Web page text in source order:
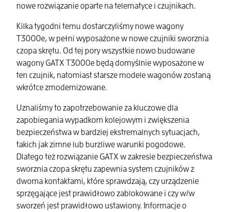
nowe rozwiązanie oparte na telematyce i czujnikach.
Kilka tygodni temu dostarczyliśmy nowe wagony
T3000e, w pełni wyposażone w nowe czujniki sworznia
czopa skrętu. Od tej pory wszystkie nowo budowane
wagony GATX T3000e będą domyślnie wyposażone w
ten czujnik, natomiast starsze modele wagonów zostaną
wkrótce zmodernizowane.
Uznaliśmy to zapotrzebowanie za kluczowe dla
zapobiegania wypadkom kolejowym i zwiększenia
bezpieczeństwa w bardziej ekstremalnych sytuacjach,
takich jak zimne lub burzliwe warunki pogodowe.
Dlatego też rozwiązanie GATX w zakresie bezpieczeństwa
sworznia czopa skrętu zapewnia system czujników z
dwoma kontaktami, które sprawdzają, czy urządzenie
sprzęgające jest prawidłowo zablokowane i czy w/w
sworzeń jest prawidłowo ustawiony. Informacje o